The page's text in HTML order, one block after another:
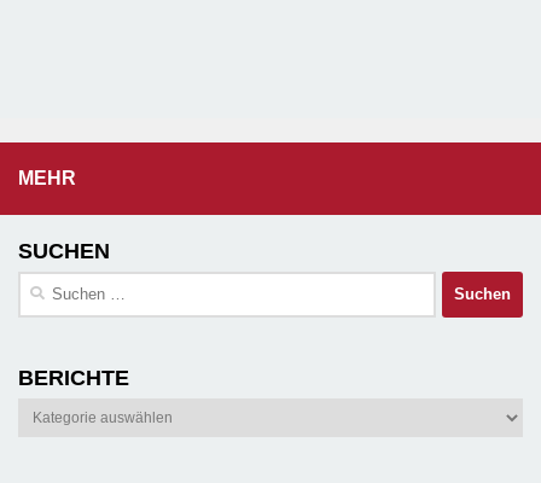
MEHR
SUCHEN
Suchen
BERICHTE
Berichte